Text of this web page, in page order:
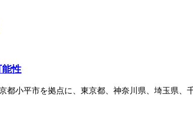
性
都小平市を拠点に、東京都、神奈川県、埼玉県